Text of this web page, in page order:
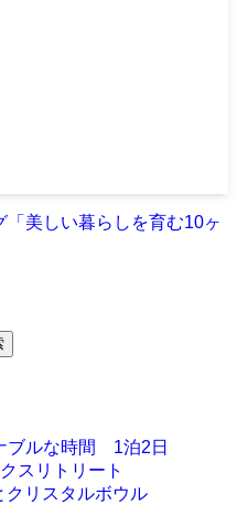
美しい暮らしを育む10ヶ
ブルな時間 1泊2日
スリトリート
クリスタルボウル